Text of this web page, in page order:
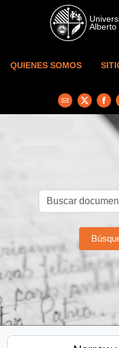
Skip to main content
QUIENES SOMOS